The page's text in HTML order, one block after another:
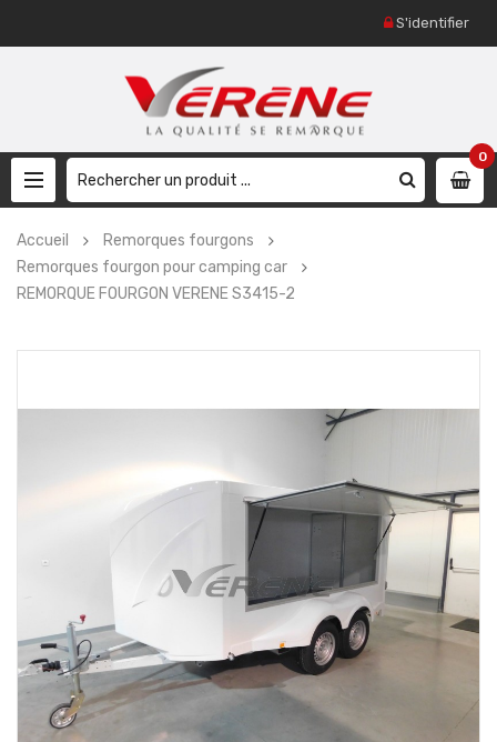
S'identifier
0
Accueil
Remorques fourgons
Remorques fourgon pour camping car
REMORQUE FOURGON VERENE S3415-2